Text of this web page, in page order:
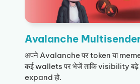
Avalanche
अपने Avalanche पर token या
कई wallets पर भेजें ताकि visibility
expand हो.